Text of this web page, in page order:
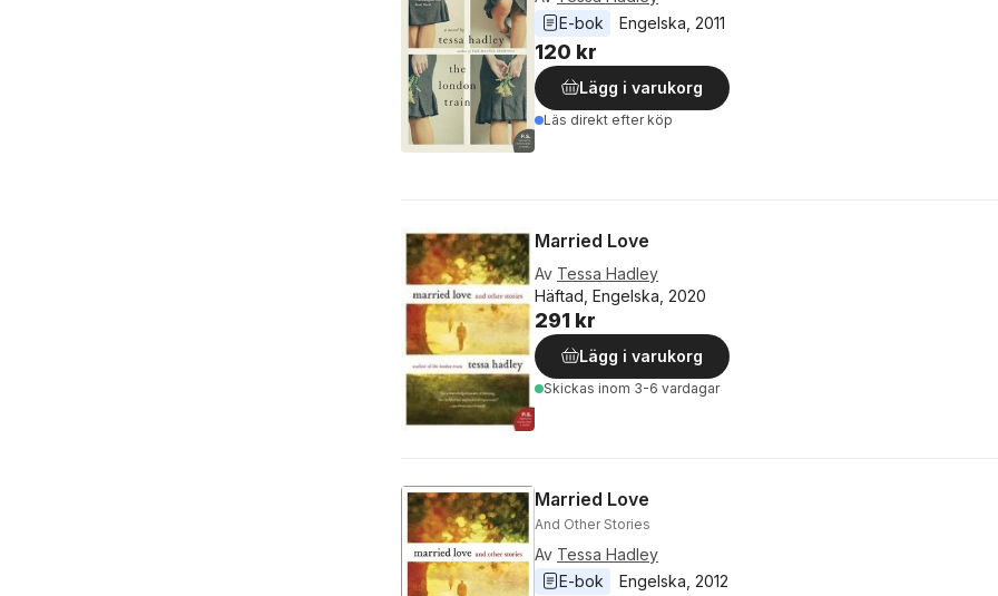
E-bok
Engelska 2011
120 kr
Lägg i varukorg
Läs direkt efter köp
Married Love
Av Tessa Hadley
Häftad, Engelska, 2020
291 kr
Lägg i varukorg
Skickas inom 3-6 vardagar
Married Love
And Other Stories
Av Tessa Hadley
E-bok
Engelska 2012